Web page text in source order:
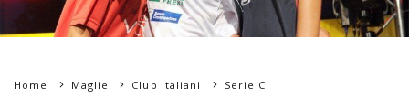
Home Maglie Club Italiani Serie C